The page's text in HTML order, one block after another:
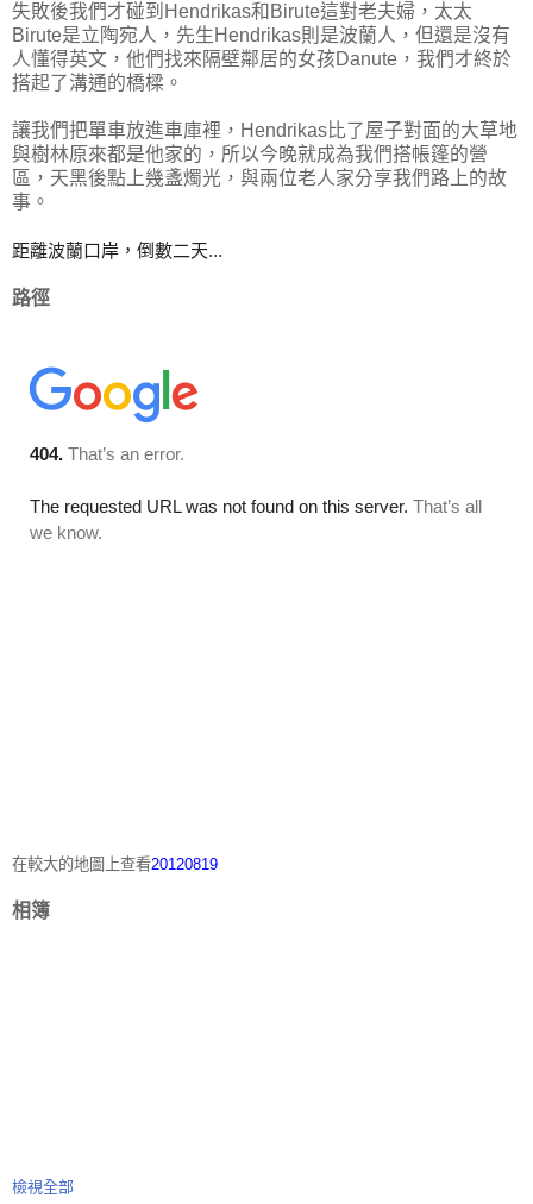
失敗後我們才碰到Hendrikas和Birute這對老夫婦，太太
Birute是立陶宛人，先生Hendrikas則是波蘭人，但還是沒有
人懂得英文，他們找來隔壁鄰居的女孩Danute，我們才終於
搭起了溝通的橋樑。
讓我們把單車放進車庫裡，Hendrikas比了屋子對面的大草地
與樹林原來都是他家的，所以今晚就成為我們搭帳篷的營
區，天黑後點上幾盞燭光，與兩位老人家分享我們路上的故
事。
距離波蘭口岸，倒數二天...
路徑
在較大的地圖上查看20120819
相簿
檢視全部